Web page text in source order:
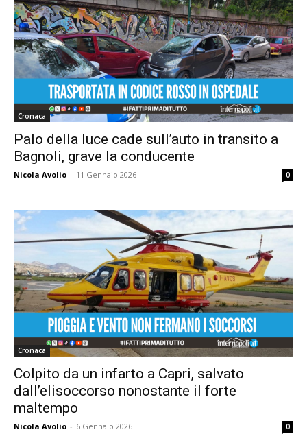
Cronaca
Palo della luce cade sull’auto in transito a
Bagnoli, grave la conducente
Nicola Avolio - 11 Gennaio 2026 0
Cronaca
Colpito da un infarto a Capri, salvato
dall’elisoccorso nonostante il forte
maltempo
Nicola Avolio - 6 Gennaio 2026 0